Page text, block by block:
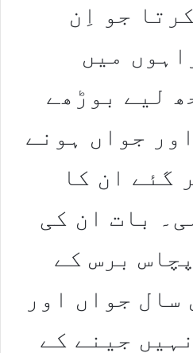
جو اِن
میں
لیے بوڑھے
جواں ہونے
گئے ان کا
بات ان کی
برس کے
سال جواں اور
جینے کے